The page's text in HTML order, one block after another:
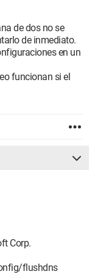
de dos no se
de inmediato.
en un
funcionan si el
Corp.
flushdns